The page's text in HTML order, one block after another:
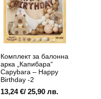
Комплект за балонна
арка „Капибара“
Capybara – Happy
Birthday -2
13,24€/ 25,90 лв.